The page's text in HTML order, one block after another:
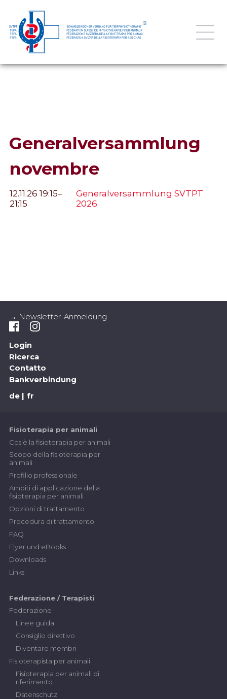
Generalversammlung
novembre
12.11.26 19:15–
21:15
Generalversammlung SVTPT
2026
→ Newsletter-Anmeldung
Login
Ricerca
Contatto
Bankverbindung
de
fr
Fisioterapia per animali
Cos'è la fisioterapia per animali
Scopo della fisioterapia per
animali
Profilio professionale
Ambiti di applicazione della
fisioterapia per animali
Opzioni di trattamento
Procedura di trattamento
FAQ
Flyer und eBooks
Downloads
Links
Federazione / Terapisti
Federazione
Linee guida
Consiglio direttivo
Diventare membri
Fisioterapista per animali
Fisioterapia per animali di
riferimento
Datenschutz